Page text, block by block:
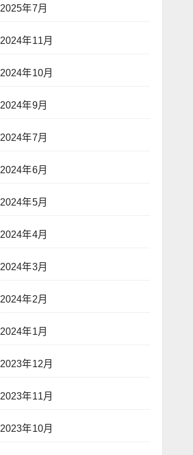
2025年7月
2024年11月
2024年10月
2024年9月
2024年7月
2024年6月
2024年5月
2024年4月
2024年3月
2024年2月
2024年1月
2023年12月
2023年11月
2023年10月